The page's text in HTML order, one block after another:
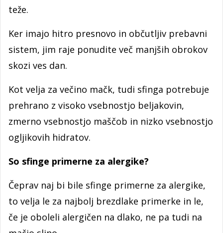
teže.
Ker imajo hitro presnovo in občutljiv prebavni
sistem, jim raje ponudite več manjših obrokov
skozi ves dan.
Kot velja za večino mačk, tudi sfinga potrebuje
prehrano z visoko vsebnostjo beljakovin,
zmerno vsebnostjo maščob in nizko vsebnostjo
ogljikovih hidratov.
So sfinge primerne za alergike?
Čeprav naj bi bile sfinge primerne za alergike,
to velja le za najbolj brezdlake primerke in le,
če je oboleli alergičen na dlako, ne pa tudi na